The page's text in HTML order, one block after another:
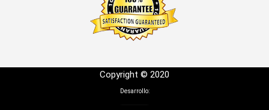
Copyright © 2020
Desarrollo: